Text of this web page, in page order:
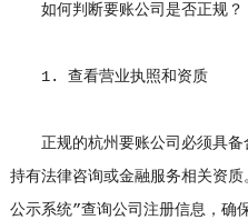
如何判断要账公司是否正规？
1. 查看营业执照和资质
正规的杭州要账公司必须具备
持有法律咨询或金融服务相关资
公示系统”查询公司注册信息，确